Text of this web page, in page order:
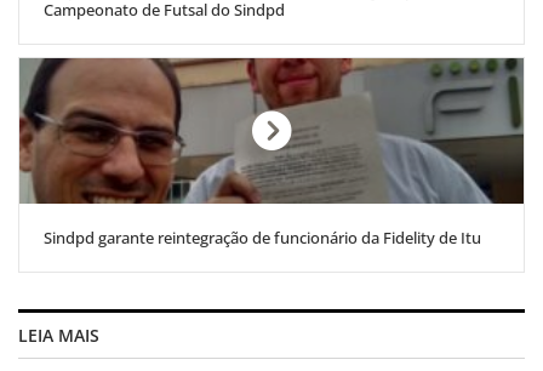
Campeonato de Futsal do Sindpd
Sindpd garante reintegração de funcionário da Fidelity de Itu
LEIA MAIS